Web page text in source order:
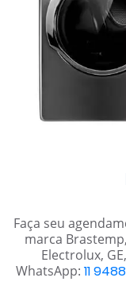
Faça seu
marca
Electrolux,
WhatsApp: 11